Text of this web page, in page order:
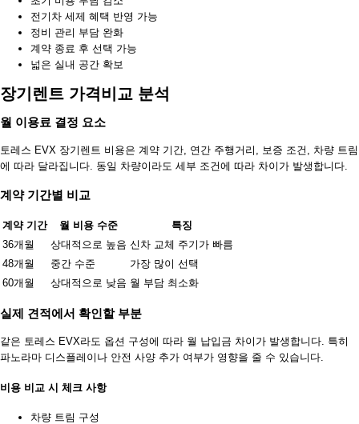
전기차 세제 혜택 반영 가능
정비 관리 부담 완화
계약 종료 후 선택 가능
넓은 실내 공간 확보
장기렌트 가격비교 분석
월 이용료 결정 요소
토레스 EVX 장기렌트 비용은 계약 기간, 연간 주행거리, 보증 조건, 차량 트림
에 따라 달라집니다. 동일 차량이라도 세부 조건에 따라 차이가 발생합니다.
계약 기간별 비교
계약 기간 월 비용 수준
특징
36개월
상대적으로 높음 신차 교체 주기가 빠름
48개월
중간 수준
가장 많이 선택
60개월
상대적으로 낮음 월 부담 최소화
실제 견적에서 확인할 부분
같은 토레스 EVX라도 옵션 구성에 따라 월 납입금 차이가 발생합니다. 특히
파노라마 디스플레이나 안전 사양 추가 여부가 영향을 줄 수 있습니다.
비용 비교 시 체크 사항
차량 트림 구성